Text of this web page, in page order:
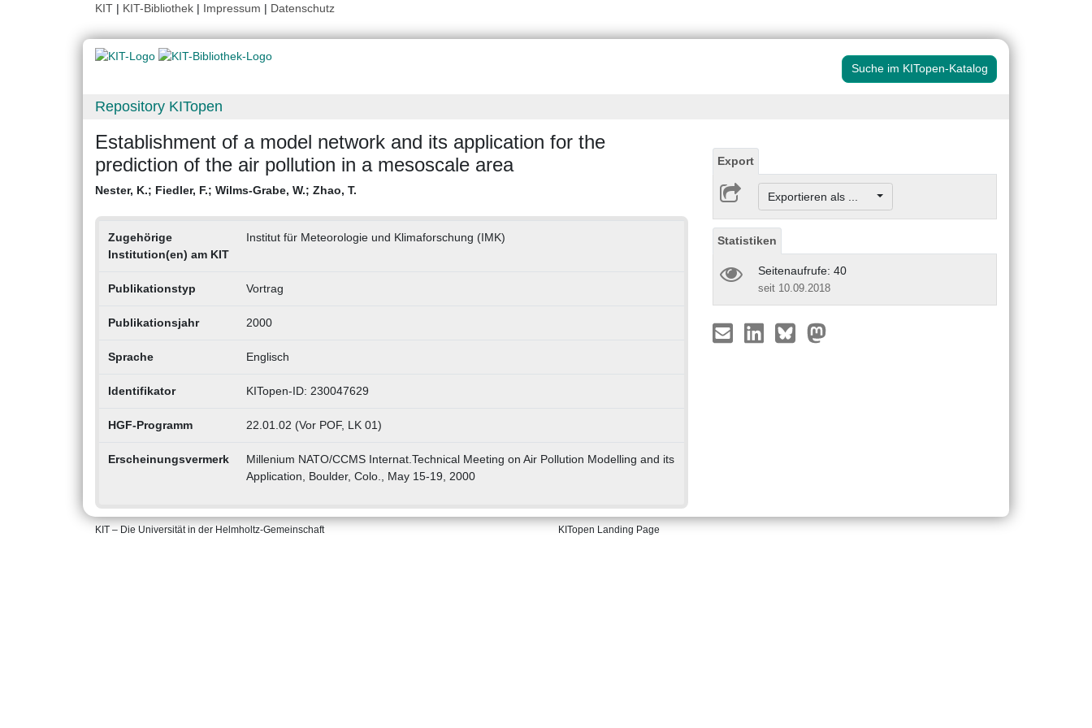
KIT | KIT-Bibliothek | Impressum | Datenschutz
Suche im KITopen-Katalog
Repository KITopen
Establishment of a model network and its application for the
prediction of the air pollution in a mesoscale area
Nester, K.; Fiedler, F.; Wilms-Grabe, W.; Zhao, T.
Zugehörige
Institution(en) am KIT
Institut für Meteorologie und Klimaforschung (IMK)
Publikationstyp Vortrag
Publikationsjahr 2000
Sprache Englisch
Identifikator KITopen-ID: 230047629
HGF-Programm 22.01.02 (Vor POF, LK 01)
Erscheinungsvermerk
Millenium NATO/CCMS Internat.Technical Meeting on Air Pollution Modelling and its
Application, Boulder, Colo., May 15-19, 2000
Export
Exportieren als ...
Statistiken
Seitenaufrufe: 40
seit 10.09.2018
KIT – Die Universität in der Helmholtz-Gemeinschaft KITopen Landing Page